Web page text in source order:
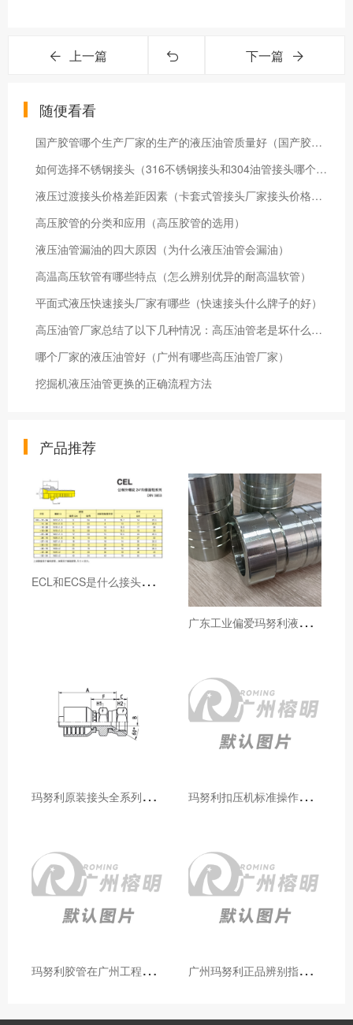
上一篇 下一篇
随便看看
国产胶管哪个生产厂家的生产的液压油管质量好（国产胶管价格怎么样）
如何选择不锈钢接头（316不锈钢接头和304油管接头哪个好）
液压过渡接头价格差距因素（卡套式管接头厂家接头价格受哪些因素影响）
高压胶管的分类和应用（高压胶管的选用）
液压油管漏油的四大原因（为什么液压油管会漏油）
高温高压软管有哪些特点（怎么辨别优异的耐高温软管）
平面式液压快速接头厂家有哪些（快速接头什么牌子的好）
高压油管厂家总结了以下几种情况：高压油管老是坏什么原因！
哪个厂家的液压油管好（广州有哪些高压油管厂家）
挖掘机液压油管更换的正确流程方法
产品推荐
E
CL和ECS是什么接头，用于什么胶管或管件
广
东工业偏爱玛努利液压产品的五大原因（代理深度分析）
玛
努利原装接头全系列型号解析：广州客户选型必备指南 玛
努利扣压机标准操作流程：广州代理手把手教学（新手也能学会）
玛
努利胶管在广州工程机械领域的应用案例与效果分析 广
州玛努利正品辨别指南：如何区分原装 Manuli 胶管 / 接头 / 扣压机（代理专业版）